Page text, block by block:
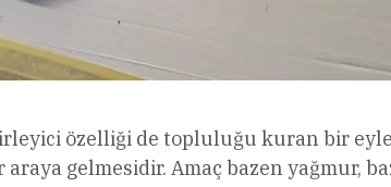
özelliği de topluluğu kuran bir
gelmesidir. Amaç bazen yağmur,